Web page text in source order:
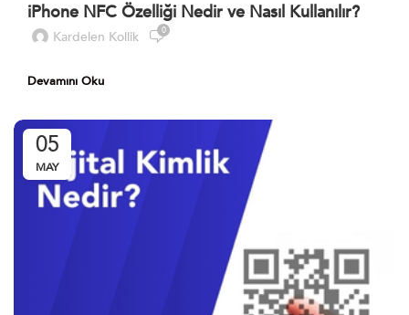
iPhone NFC Özelliği Nedir ve Nasıl Kullanılır?
Kardelen Kollik 0
Devamını Oku
05
MAY